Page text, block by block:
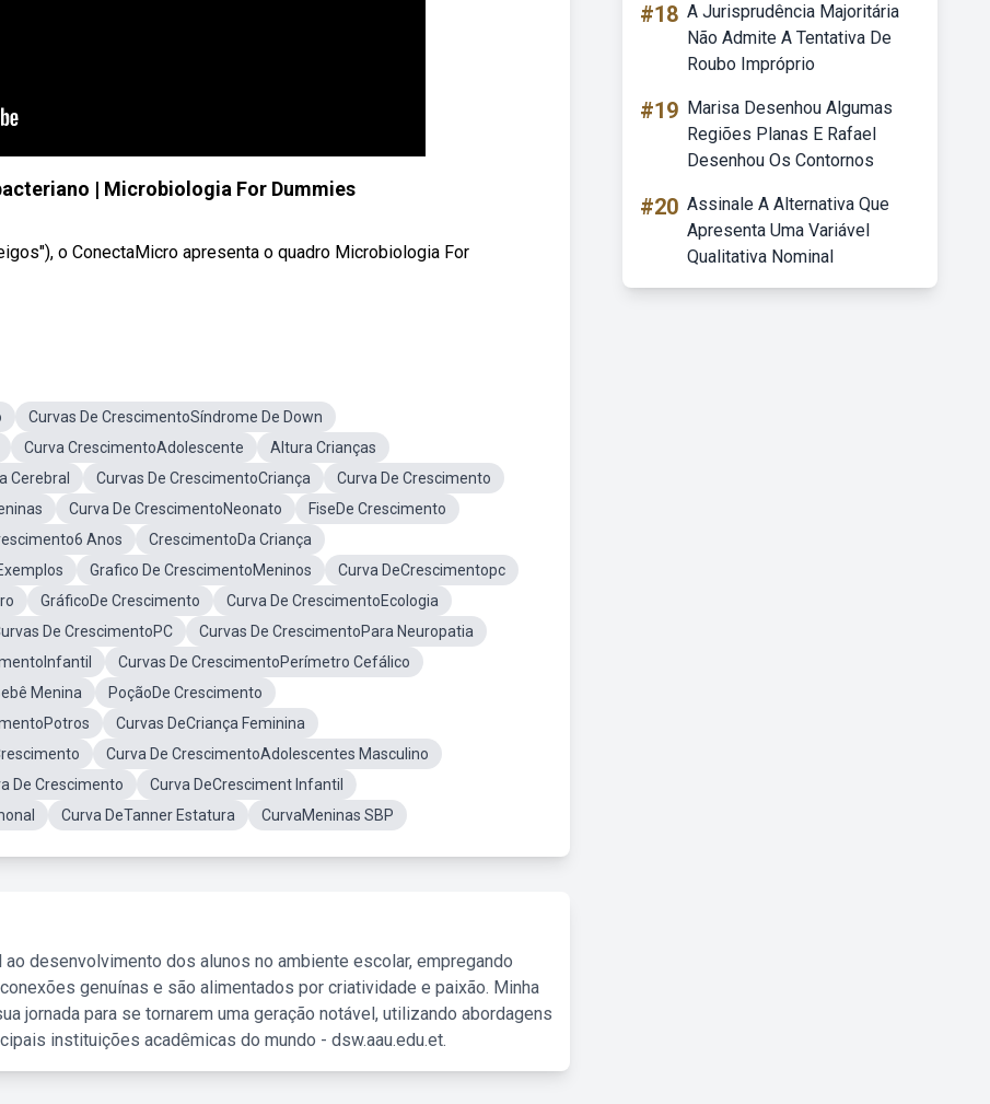
| Microbiologia For Dummies
o ConectaMicro apresenta o quadro Microbiologia For
Curvas De CrescimentoSíndrome De Down
Curva CrescimentoAdolescente
Altura Crianças
Cerebral Curvas De CrescimentoCriança
Curva De Crescimento
Curva De CrescimentoNeonato
FiseDe Crescimento
Anos
CrescimentoDa Criança
Grafico De CrescimentoMeninos
Curva DeCrescimentopc
GráficoDe Crescimento
Curva De CrescimentoEcologia
De CrescimentoPC
Curvas De CrescimentoPara Neuropatia
Curvas De CrescimentoPerímetro Cefálico
Menina
PoçãoDe Crescimento
Curvas DeCriança Feminina
Curva De CrescimentoAdolescentes Masculino
De Crescimento
Curva DeCresciment Infantil
Curva DeTanner Estatura CurvaMeninas SBP
desenvolvimento dos alunos no ambiente escolar, empregando
genuínas e são alimentados por criatividade e paixão. Minha
jornada para se tornarem uma geração notável, utilizando abordagens
instituições acadêmicas do mundo - dsw.aau.edu.et.
#18 A Jurisprudência Majoritária
Não Admite A Tentativa De
Roubo Impróprio
#19 Marisa Desenhou Algumas
Regiões Planas E Rafael
Desenhou Os Contornos
#20 Assinale A Alternativa Que
Apresenta Uma Variável
Qualitativa Nominal